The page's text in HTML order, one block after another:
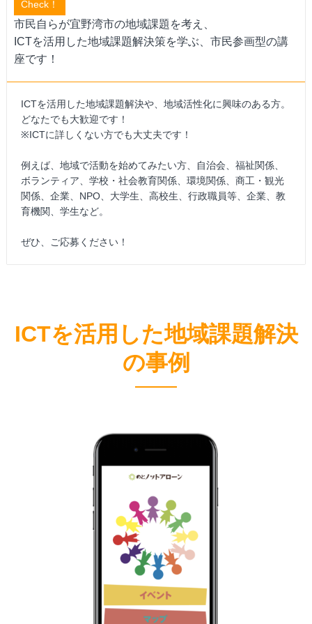
Check！
市民自らが宜野湾市の地域課題を考え、
ICTを活用した地域課題解決策を学ぶ、市民参画型の講
座です！
ICTを活用した地域課題解決や、地域活性化に興味のある方。
どなたでも大歓迎です！
※ICTに詳しくない方でも大丈夫です！
例えば、地域で活動を始めてみたい方、自治会、福祉関係、
ボランティア、学校・社会教育関係、環境関係、商工・観光
関係、企業、NPO、大学生、高校生、行政職員等、企業、教
育機関、学生など。
ぜひ、ご応募ください！
ICTを活用した地域課題解決
の事例